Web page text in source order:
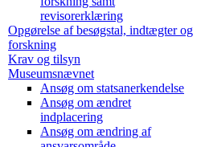
revisorerklæring
Opgørelse af besøgstal, indtægter og
forskning
Krav og tilsyn
Museumsnævnet
Ansøg om statsanerkendelse
Ansøg om ændret
indplacering
Ansøg om ændring af